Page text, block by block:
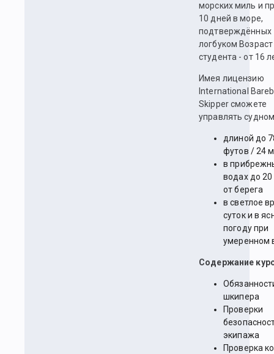
морских миль и
10 дней в море,
подтверждённых
логбуком Возраст
студента - от 16
Имея лицензию
International
Skipper сможете
управлять
длиной до
футов / 24
в
водах до
от берега
в светлое
суток и в
погоду при
умеренном
Содержание
шкипера
Проверки
экипажа
Проверка